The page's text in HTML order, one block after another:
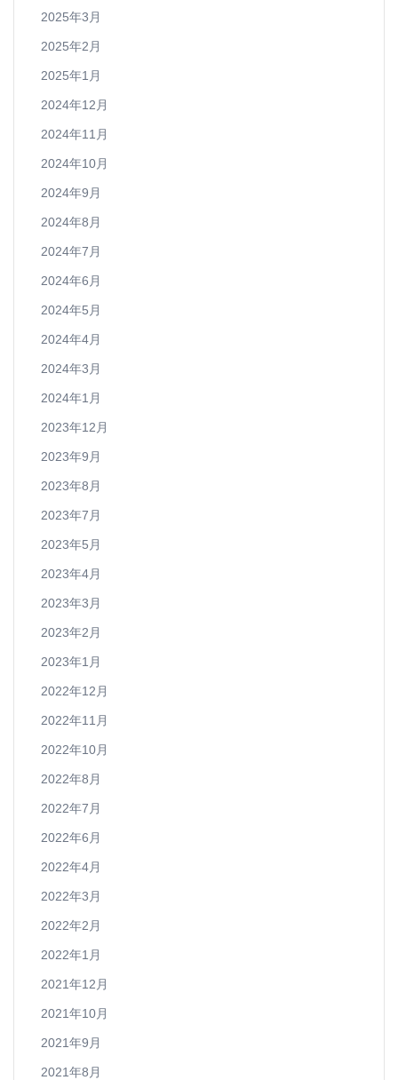
2025年3月
2025年2月
2025年1月
2024年12月
2024年11月
2024年10月
2024年9月
2024年8月
2024年7月
2024年6月
2024年5月
2024年4月
2024年3月
2024年1月
2023年12月
2023年9月
2023年8月
2023年7月
2023年5月
2023年4月
2023年3月
2023年2月
2023年1月
2022年12月
2022年11月
2022年10月
2022年8月
2022年7月
2022年6月
2022年4月
2022年3月
2022年2月
2022年1月
2021年12月
2021年10月
2021年9月
2021年8月